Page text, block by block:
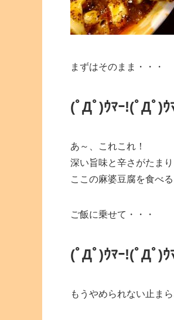
まずはそのまま・・・
(ﾟДﾟ)ｳﾏｰ!(ﾟДﾟ)ｳ
あ～、これこれ！
深い旨味と辛さがたまり
ここの麻婆豆腐を食べ
ご飯に乗せて・・・
(ﾟДﾟ)ｳﾏｰ!(ﾟДﾟ)ｳ
もうやめられない止ま